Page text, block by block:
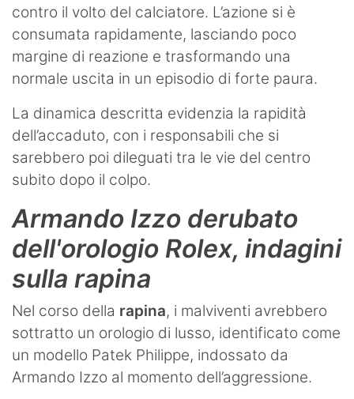
contro il volto del calciatore. L’azione si è
consumata rapidamente, lasciando poco
margine di reazione e trasformando una
normale uscita in un episodio di forte paura.
La dinamica descritta evidenzia la rapidità
dell’accaduto, con i responsabili che si
sarebbero poi dileguati tra le vie del centro
subito dopo il colpo.
Armando Izzo derubato
dell'orologio Rolex, indagini
sulla rapina
Nel corso della rapina, i malviventi avrebbero
sottratto un orologio di lusso, identificato come
un modello Patek Philippe, indossato da
Armando Izzo al momento dell’aggressione.